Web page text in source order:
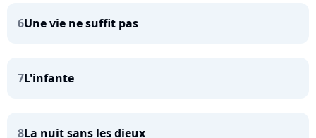
6Une vie ne suffit pas
7L'infante
8La nuit sans les dieux